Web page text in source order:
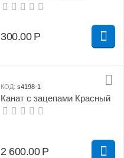
300.00 Р
КОД: s4198-1
Канат с зацепами Красный
2 600.00 Р